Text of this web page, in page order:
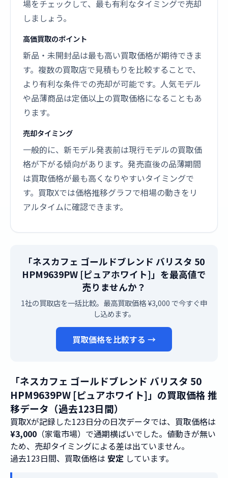
場をチェックして、最も有利なタイミングで売却
しましょう。
高価買取のポイント
新品・未開封品は最も高い買取価格が期待できま
す。複数の買取店で見積もりを比較することで、
より有利な条件での売却が可能です。人気モデル
や品薄商品は定価以上の買取価格になることもあ
ります。
売却タイミング
一般的に、新モデル発表前は現行モデルの買取価
格が下がる傾向があります。発売直後の品薄期間
は買取価格が最も高くなりやすいタイミングで
す。買取Xでは価格推移グラフで相場の動きをリ
アルタイムに確認できます。
「ネスカフェ ゴールドブレンド バリスタ 50
HPM9639PW [ピュアホワイト]」を最高値で
売りませんか？
1社の買取店を一括比較。最高買取価格 ¥3,000 で今すぐ申
し込めます。
買取価格を比較する →
「ネスカフェ ゴールドブレンド バリスタ 50
HPM9639PW [ピュアホワイト]」の買取価格 推
移データ（過去123日間）
買取Xが記録した123日分の日次データでは、買取価格は
¥3,000 （家電市場）で通期横ばいでした。値動きが無い
ため、売却タイミングによる差は出ていません。
過去123日間、買取価格は 安定 しています。